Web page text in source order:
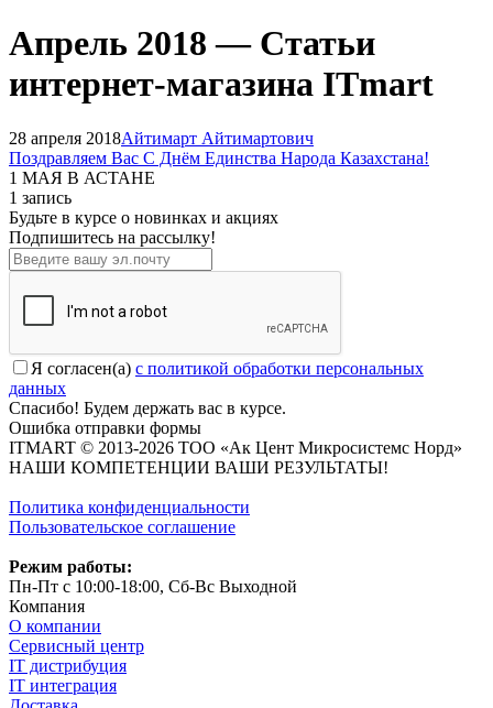
Апрель 2018 — Статьи
интернет-магазина ITmart
28 апреля 2018Айтимарт Айтимартович
Поздравляем Вас С Днём Единства Народа Казахстана!
1 МАЯ В АСТАНЕ
1 запись
Будьте в курсе о новинках и акциях
Подпишитесь на рассылкy!
Я согласен(a) с политикой обработки персональных
данных
Спасибо! Будем держать вас в курсе.
Ошибка отправки формы
ITMART © 2013-2026 ТОО «Ак Цент Микросистемс Норд»
НАШИ КОМПЕТЕНЦИИ ВАШИ РЕЗУЛЬТАТЫ!
Политика конфиденциальности
Пользовательское соглашение
Режим работы:
Пн-Пт с 10:00-18:00, Сб-Вс Выходной
Компания
О компании
Сервисный центр
IT дистрибуция
IT интеграция